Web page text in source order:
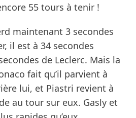
55 tours à tenir !
maintenant 3 secondes
il est à 34 secondes
de Leclerc. Mais la
fait qu’il parvient à
lui, et Piastri revient à
au tour sur eux. Gasly et